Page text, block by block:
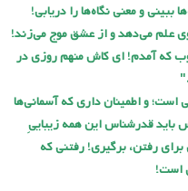
و معنی نگاه‌ها را دریابی!
علم می‌دهد و از عشق موج می‌زند!
که آمدم! ای کاش منهم روزی در
است؛ و اطمینان داری که آسمانی‌ها
باید قدرشناس این همه زیباییِ
رفتن، برگیری! رفتنی که
است!